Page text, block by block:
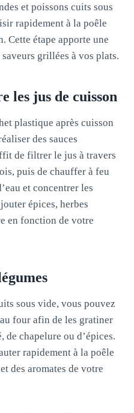
et poissons cuits sous
rapidement à la poêle
Cette étape apporte une
grillées à vos plats.
les jus de cuisson
plastique après cuisson
des sauces
de filtrer le jus à travers
puis de chauffer à feu
et concentrer les
épices, herbes
en fonction de votre
sous vide, vous pouvez
four afin de les gratiner
de chapelure ou d’épices.
rapidement à la poêle
des aromates de votre